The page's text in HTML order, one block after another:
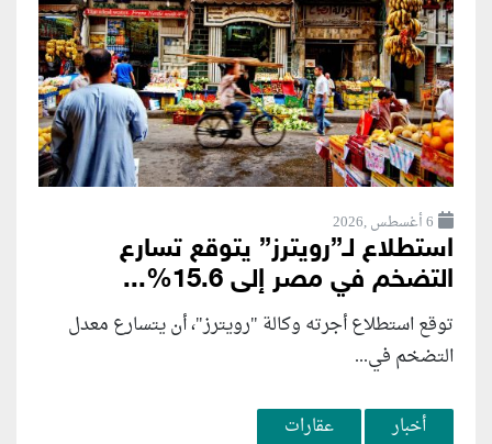
6 أغسطس ,2026
استطلاع لـ”رويترز” يتوقع تسارع
التضخم في مصر إلى 15.6%...
توقع استطلاع أجرته وكالة "رويترز"، أن يتسارع ‌معدل
التضخم في...
أخبار عقارات